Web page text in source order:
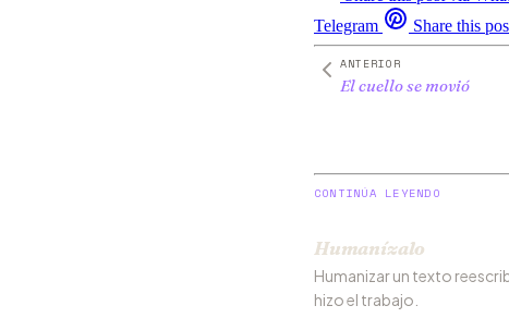
Telegram
Share this
ANTERIOR
El cuello se movió
CONTINÚA LEYENDO
Humanízalo
Humanizar un texto
hizo el trabajo.